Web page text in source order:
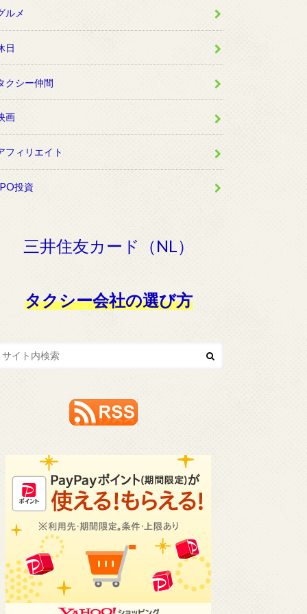
ルメ
日
クシー仲間
画
フィリエイト
投資
三井住友カード（NL）
タクシー会社の選び方